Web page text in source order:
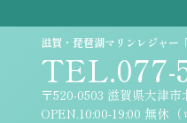
滋賀・琵琶湖マリンレジャー
TEL.077-
〒520-0503 滋賀県大津市
OPEN.10:00-19:00 無休（